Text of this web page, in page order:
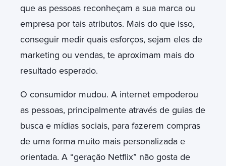
que as pessoas reconheçam a sua marca ou
empresa por tais atributos. Mais do que isso,
conseguir medir quais esforços, sejam eles de
marketing ou vendas, te aproximam mais do
resultado esperado.
O consumidor mudou. A internet empoderou
as pessoas, principalmente através de guias de
busca e mídias sociais, para fazerem compras
de uma forma muito mais personalizada e
orientada. A “geração Netflix” não gosta de